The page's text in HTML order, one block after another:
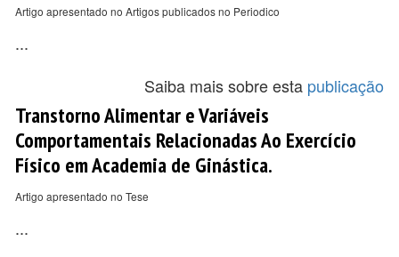
Artigo apresentado no Artigos publicados no Periodico
...
Saiba mais sobre esta publicação
Transtorno Alimentar e Variáveis
Comportamentais Relacionadas Ao Exercício
Físico em Academia de Ginástica.
Artigo apresentado no Tese
...